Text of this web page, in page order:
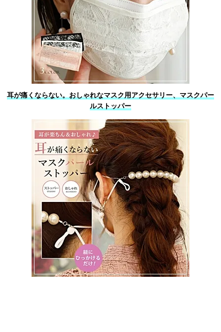
耳が痛くならない。おしゃれなマスク用アクセサリー、マスクパー
ルストッパー